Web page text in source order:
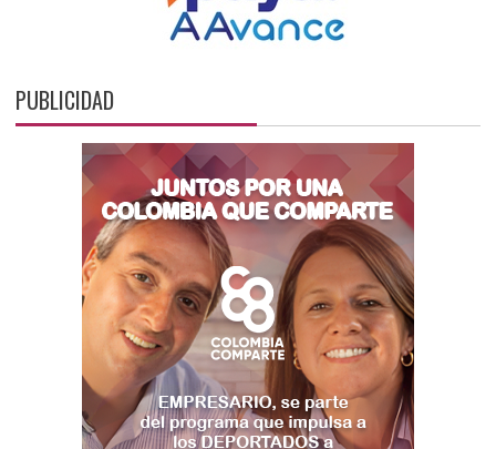
PUBLICIDAD